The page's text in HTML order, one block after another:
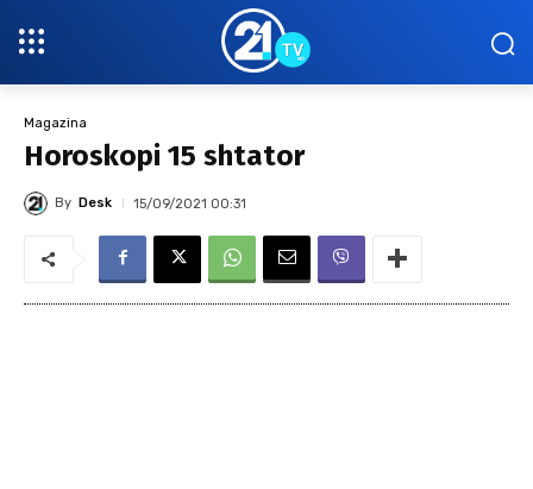
Magazina
Horoskopi 15 shtator
By Desk 15/09/2021 00:31